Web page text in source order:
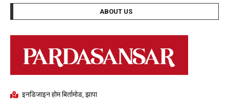
ABOUT US
इनडिजाइन होम बिर्तामोड, झापा